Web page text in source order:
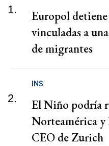
1.
Europol detiene
vinculadas a
de migrantes
2.
INS
El Niño podría
Norteamérica
CEO de Zurich